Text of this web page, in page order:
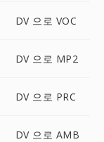
DV 으로 VOC
DV 으로 MP2
DV 으로 PRC
DV 으로 AMB